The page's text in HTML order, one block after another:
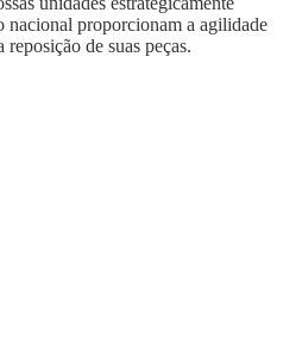
nacional proporcionam a agilidade
reposição de suas peças.